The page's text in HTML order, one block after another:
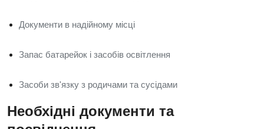
Документи в надійному місці
Запас батарейок і засобів освітлення
Засоби зв'язку з родичами та сусідами
Необхідні документи та